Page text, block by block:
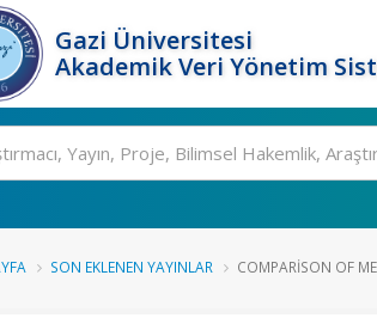
Gazi Üniversitesi
Akademik Veri Yönetim
SON EKLENEN YAYINLAR COMPARISON OF